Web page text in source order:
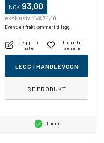
NOK 93,00
eksklusiv MVA 74,40
Eventuelt frakt kommer i tillegg.
Legg til i
liste
Lagre til
senere
LEGG I HANDLEVOGN
SE PRODUKT
Lager